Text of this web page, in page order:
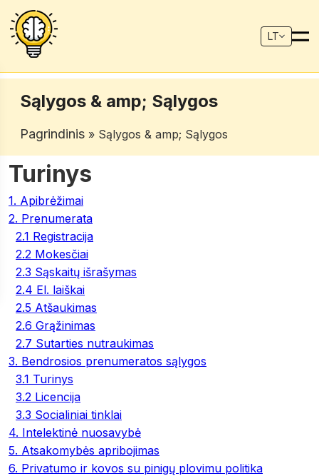
LT
Sąlygos & amp; Sąlygos
Pagrindinis » Sąlygos & amp; Sąlygos
Turinys
1. Apibrėžimai
2. Prenumerata
2.1 Registracija
2.2 Mokesčiai
2.3 Sąskaitų išrašymas
2.4 El. laiškai
2.5 Atšaukimas
2.6 Grąžinimas
2.7 Sutarties nutraukimas
3. Bendrosios prenumeratos sąlygos
3.1 Turinys
3.2 Licencija
3.3 Socialiniai tinklai
4. Intelektinė nuosavybė
5. Atsakomybės apribojimas
6. Privatumo ir kovos su pinigų plovimu politika